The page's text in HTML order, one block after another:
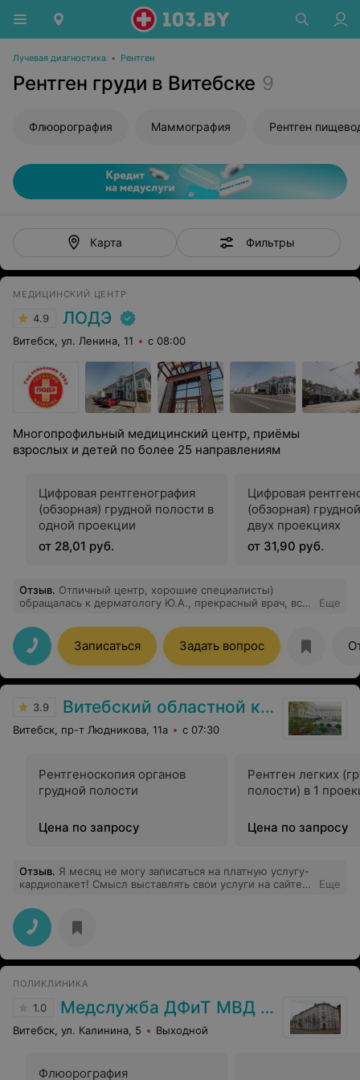
Лучевая диагностика • Рентген
Рентген груди в Витебске 9
Флюорография Маммография Рентген
Карта Фильтры
МЕДИЦИНСКИЙ ЦЕНТР
4.9 ЛОДЭ
Витебск, ул. Ленина, 11 с 08:00
Многопрофильный медицинский центр, приёмы
взрослых и детей по более 25 направлениям
Цифровая рентгенография
(обзорная) грудной полости в
одной проекции
от 28,01 руб.
Цифровая
(обзорная)
двух проекциях
от 31,90 руб.
Отзыв. Отличный центр, хорошие специалисты)
обращалась к дерматологу Ю.А., прекрасный врач, все
Еще
Записаться Задать вопрос
3.9 Витебский областной клинический кардиологический центр
Витебск, пр-т Людникова, 11а с 07:30
Рентгеноскопия органов
грудной полости
Цена по запросу
Рентген легких
полости) в 1
Цена по запросу
Отзыв. Я месяц не могу записаться на платную услугу-
кардиопакет! Смысл выставлять свои услуги на сайте,
Еще
ПОЛИКЛИНИКА
1.0 Медслужба ДФиТ МВД Витебска
Витебск, ул. Калинина, 5 Выходной
Флюорография